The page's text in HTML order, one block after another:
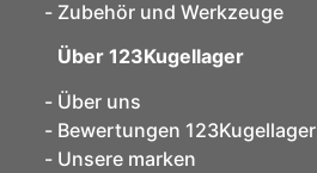
Zubehör und Werkzeuge
Über 123Kugellager
Über uns
Bewertungen 123Kugellager
Unsere marken